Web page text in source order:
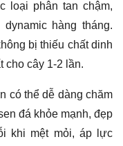
loại phân tan chậm,
hàng tháng.
bị thiếu chất dinh
cho cây 1-2 lần.
có thể dễ dàng chăm
đá khỏe mạnh, đẹp
khi mệt mỏi, áp lực